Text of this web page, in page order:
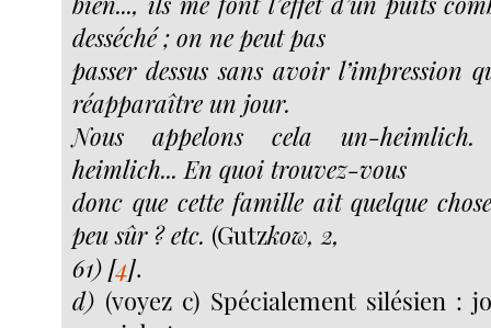
desséché ; on ne peut pas
passer dessus sans avoir l’impression
réapparaître un jour.
Nous appelons cela un-heimlich.
heimlich... En quoi trouvez-vous
donc que cette famille ait quelque
peu sûr ? etc. (Gutzkow, 2,
61) [4].
d) (voyez c) Spécialement silésien :